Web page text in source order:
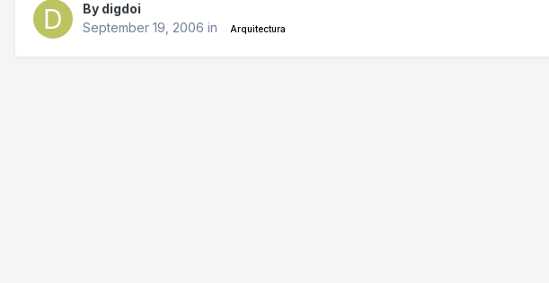
By digdoi
September 19, 2006 in Arquitectura